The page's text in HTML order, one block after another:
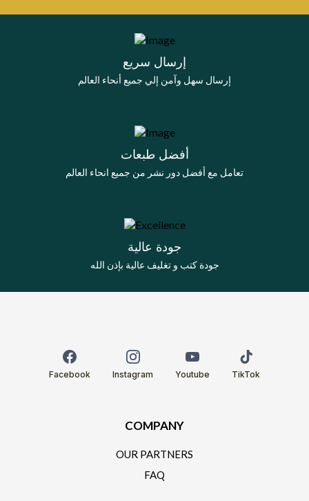
إرسال سريع
إرسال سهل وآمن إلي جميع أنحاء العالم
أفضل طبعات
تعامل مع أفضل دور نشر من جميع انحاء العالم
جودة عالية
جودة كتب و تغليف عالية بإذن الله
Facebook Instagram Youtube TikTok
COMPANY
OUR PARTNERS
FAQ